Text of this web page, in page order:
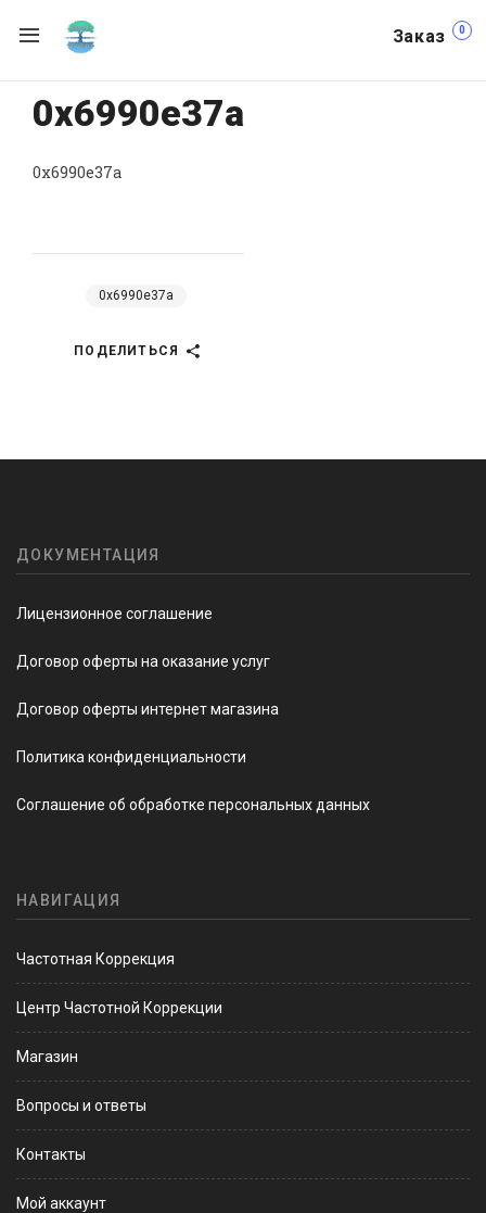
Заказ 0
0x6990e37a
0x6990e37a
0x6990e37a
ПОДЕЛИТЬСЯ
ДОКУМЕНТАЦИЯ
Лицензионное соглашение
Договор оферты на оказание услуг
Договор оферты интернет магазина
Политика конфиденциальности
Соглашение об обработке персональных данных
НАВИГАЦИЯ
Частотная Коррекция
Центр Частотной Коррекции
Магазин
Вопросы и ответы
Контакты
Мой аккаунт